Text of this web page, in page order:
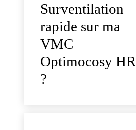
Surventilation
rapide sur ma
VMC
Optimocosy HR
?